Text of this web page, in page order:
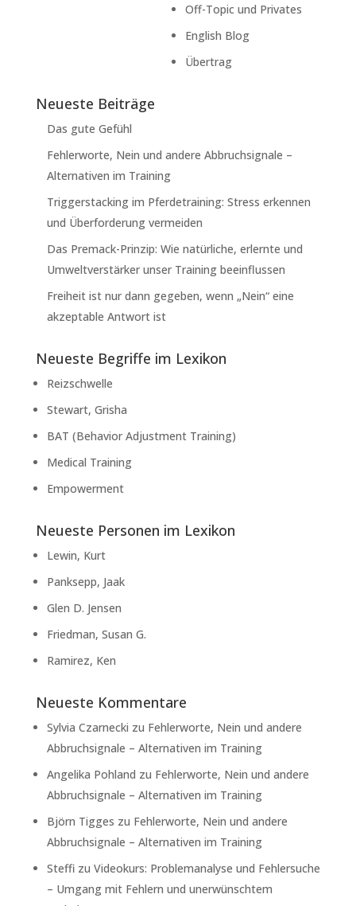
Off-Topic und Privates
English Blog
Übertrag
Neueste Beiträge
Das gute Gefühl
Fehlerworte, Nein und andere Abbruchsignale –
Alternativen im Training
Triggerstacking im Pferdetraining: Stress erkennen
und Überforderung vermeiden
Das Premack-Prinzip: Wie natürliche, erlernte und
Umweltverstärker unser Training beeinflussen
Freiheit ist nur dann gegeben, wenn „Nein“ eine
akzeptable Antwort ist
Neueste Begriffe im Lexikon
Reizschwelle
Stewart, Grisha
BAT (Behavior Adjustment Training)
Medical Training
Empowerment
Neueste Personen im Lexikon
Lewin, Kurt
Panksepp, Jaak
Glen D. Jensen
Friedman, Susan G.
Ramirez, Ken
Neueste Kommentare
Sylvia Czarnecki zu Fehlerworte, Nein und andere
Abbruchsignale – Alternativen im Training
Angelika Pohland zu Fehlerworte, Nein und andere
Abbruchsignale – Alternativen im Training
Björn Tigges zu Fehlerworte, Nein und andere
Abbruchsignale – Alternativen im Training
Steffizu Videokurs: Problemanalyse und Fehlersuche
– Umgang mit Fehlern und unerwünschtem